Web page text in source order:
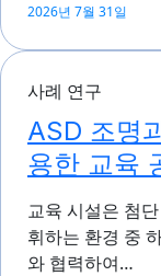
2026년 7월 31일
사례 연구
ASD 조명
용한 교육
교육 시설은 첨
휘하는 환경 중
와 협력하여…